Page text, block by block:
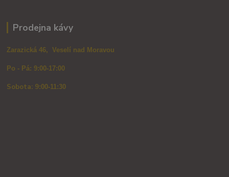
Prodejna kávy
Zarazická 46, Veselí nad Moravou
Po - Pá: 9:00-17:00
Sobota: 9:00-11:30